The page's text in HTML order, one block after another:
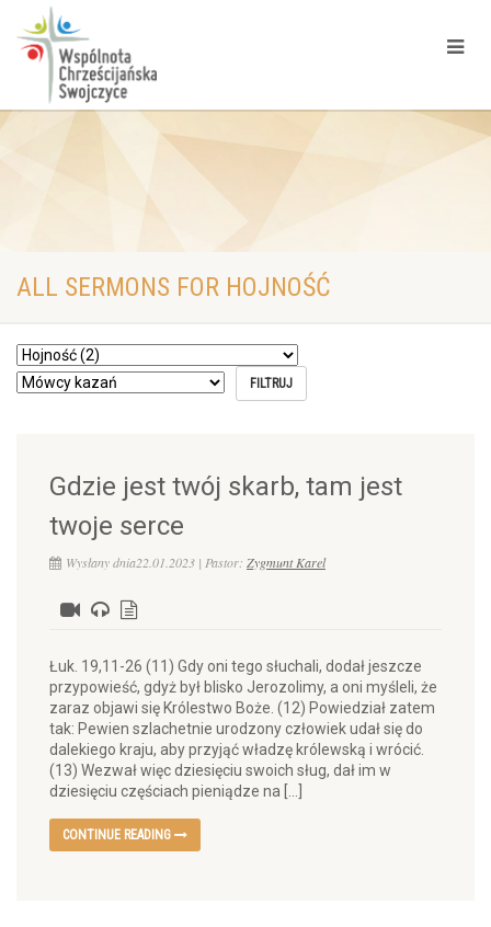
ALL SERMONS FOR HOJNOŚĆ
Gdzie jest twój skarb, tam jest
twoje serce
Wysłany dnia22.01.2023 | Pastor: Zygmunt Karel
Łuk. 19,11-26 (11) Gdy oni tego słuchali, dodał jeszcze
przypowieść, gdyż był blisko Jerozolimy, a oni myśleli, że
zaraz objawi się Królestwo Boże. (12) Powiedział zatem
tak: Pewien szlachetnie urodzony człowiek udał się do
dalekiego kraju, aby przyjąć władzę królewską i wrócić.
(13) Wezwał więc dziesięciu swoich sług, dał im w
dziesięciu częściach pieniądze na […]
CONTINUE READING